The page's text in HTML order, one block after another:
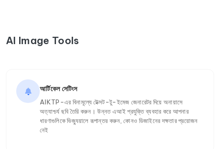
AI Image Tools
আর্টিকেল সেটিংস
AIKTP-এর বিনামূল্যে টেক্সট-টু-ইমেজ জেনারেটর দিয়ে অনায়াসে
অত্যাশ্চর্য ছবি তৈরি করুন। উন্নত এআই প্রযুক্তি ব্যবহার করে আপনার
ধারণাগুলিকে ভিজ্যুয়ালে রূপান্তর করুন, কোনও ডিজাইনের দক্ষতার প্রয়োজন
নেই